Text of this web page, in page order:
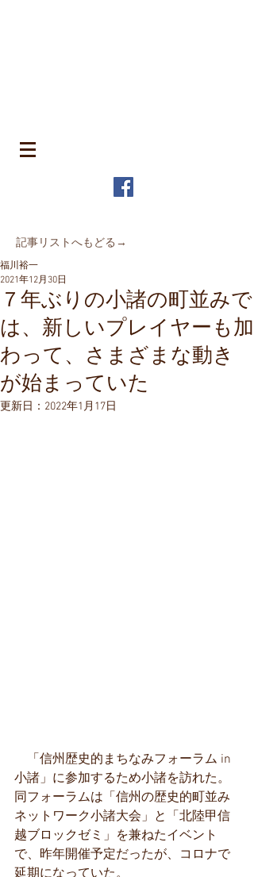
​記事リストへもどる→
７年ぶりの小諸の町並みで
は、新しいプレイヤーも加
わって、さまざまな動き
が始まっていた
福川裕一
2021年12月30日
更新日： 2022年1月17日
「信州歴史的まちなみフォーラム in
小諸」に参加するため小諸を訪れた。
同フォーラムは「信州の歴史的町並み
ネットワーク小諸大会」と「北陸甲信
越ブロックゼミ」を兼ねたイベント
で、昨年開催予定だったが、コロナで